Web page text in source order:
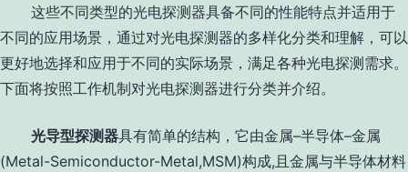
这些不同类型的光电探测器具备不同的性能特点并适用于
不同的应用场景，通过对光电探测器的多样化分类和理解，可以
更好地选择和应用于不同的实际场景，满足各种光电探测需求。
下面将按照工作机制对光电探测器进行分类并介绍。
光导型探测器具有简单的结构，它由金属–半导体–金属
(Metal-Semiconductor-Metal,MSM)构成, 且金属与半导体材料